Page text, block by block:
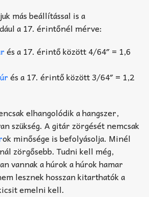
más beállítással is a
a 17. érintőnél mérve:
és a 17. érintő között 4/64″ = 1,6
és a 17. érintő között 3/64″ = 1,2
elhangolódik a hangszer,
szükség. A gitár zörgését nemcsak
ok minősége is befolyásolja. Minél
zörgősebb. Tudni kell még,
vannak a húrok a húrok hamar
lesznek hosszan kitarthatók a
emelni kell.